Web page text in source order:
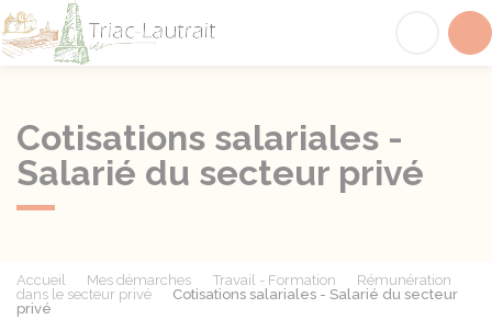
Cotisations salariales -
Salarié du secteur privé
Accueil Mes démarches Travail - Formation
Rémunération
dans le secteur privé
Cotisations salariales - Salarié du secteur
privé